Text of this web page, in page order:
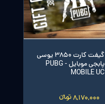
گیفت کارت 3850 یوسی
پابجی موبایل - PUBG
MOBILE UC
8,170,000 تومانءءء